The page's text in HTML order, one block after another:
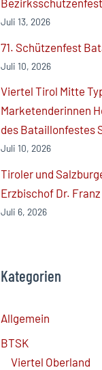
Juli 13, 2026
71. Schützenfest
Juli 10, 2026
Viertel Tirol Mitte
Marketenderinnen
des Bataillonfestes
Juli 10, 2026
Tiroler und
Erzbischof Dr.
Juli 6, 2026
Kategorien
Allgemein
BTSK
Viertel Oberland